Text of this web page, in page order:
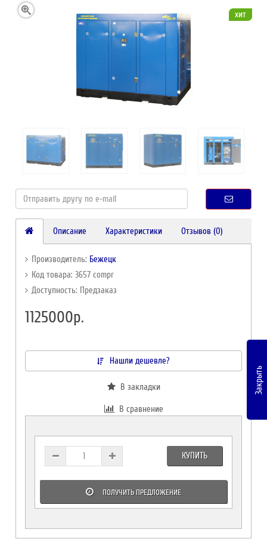
хит
Описание Характеристики Отзывов (0)
Производитель: Бежецк
Код товара: 3657 compr
Доступность: Предзаказ
1125000р.
Нашли дешевле?
В закладки
В сравнение
КУПИТЬ
ПОЛУЧИТЬ ПРЕДЛОЖЕНИЕ
Закрыть